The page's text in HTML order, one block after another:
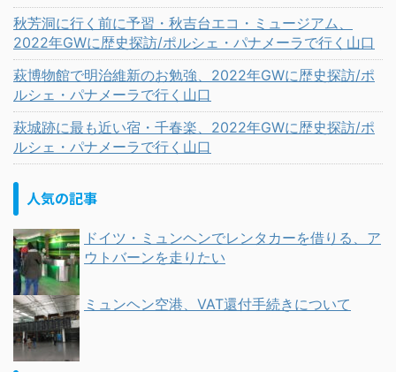
秋芳洞に行く前に予習・秋吉台エコ・ミュージアム、
2022年GWに歴史探訪/ポルシェ・パナメーラで行く山口
萩博物館で明治維新のお勉強、2022年GWに歴史探訪/ポ
ルシェ・パナメーラで行く山口
萩城跡に最も近い宿・千春楽、2022年GWに歴史探訪/ポ
ルシェ・パナメーラで行く山口
人気の記事
ドイツ・ミュンヘンでレンタカーを借りる、ア
ウトバーンを走りたい
ミュンヘン空港、VAT還付手続きについて